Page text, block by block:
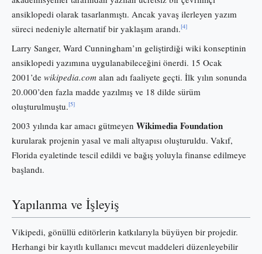
ansiklopedi olarak tasarlanmıştı. Ancak yavaş ilerleyen yazım
süreci nedeniyle alternatif bir yaklaşım arandı.[4]
Larry Sanger, Ward Cunningham’ın geliştirdiği wiki konseptinin
ansiklopedi yazımına uygulanabileceğini önerdi. 15 Ocak
2001’de wikipedia.com alan adı faaliyete geçti. İlk yılın sonunda
20.000’den fazla madde yazılmış ve 18 dilde sürüm
oluşturulmuştu.[5]
2003 yılında kar amacı gütmeyen Wikimedia Foundation
kurularak projenin yasal ve mali altyapısı oluşturuldu. Vakıf,
Florida eyaletinde tescil edildi ve bağış yoluyla finanse edilmeye
başlandı.
Yapılanma ve İşleyiş
Vikipedi, gönüllü editörlerin katkılarıyla büyüyen bir projedir.
Herhangi bir kayıtlı kullanıcı mevcut maddeleri düzenleyebilir